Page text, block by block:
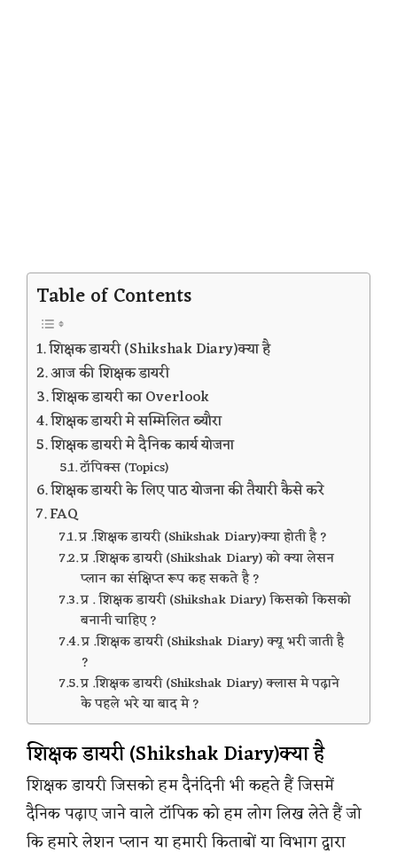
Table of Contents
शिक्षक डायरी (Shikshak Diary)क्या है
आज की शिक्षक डायरी
शिक्षक डायरी का Overlook
शिक्षक डायरी मे सम्मिलित ब्यौरा
शिक्षक डायरी मे दैनिक कार्य योजना
टॉपिक्स (Topics)
शिक्षक डायरी के लिए पाठ योजना की तैयारी कैसे करे
FAQ
प्र .शिक्षक डायरी (Shikshak Diary)क्या होती है ?
प्र .शिक्षक डायरी (Shikshak Diary) को क्या लेसन
प्लान का संक्षिप्त रूप कह सकते है ?
प्र . शिक्षक डायरी (Shikshak Diary) किसको किसको
बनानी चाहिए ?
प्र .शिक्षक डायरी (Shikshak Diary) क्यू भरी जाती है
?
प्र .शिक्षक डायरी (Shikshak Diary) क्लास मे पढ़ाने
के पहले भरे या बाद मे ?
शिक्षक डायरी (Shikshak Diary)क्या है
शिक्षक डायरी जिसको हम दैनंदिनी भी कहते हैं जिसमें
दैनिक पढ़ाए जाने वाले टॉपिक को हम लोग लिख लेते हैं जो
कि हमारे लेशन प्लान या हमारी किताबों या विभाग द्वारा